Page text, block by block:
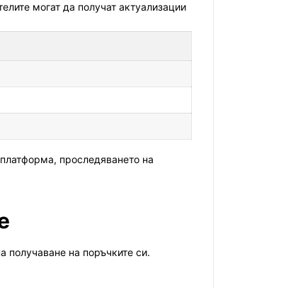
могат да получат актуализации
проследяването на
получаване на поръчките си.